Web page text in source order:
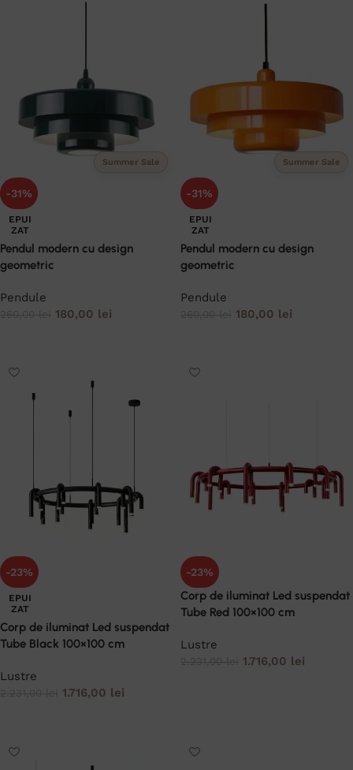
Summer Sale
-31%
EPUI
ZAT
Pendul modern cu design
geometric
Pendule
180,00 lei
Summer Sale
-31%
EPUI
ZAT
Pendul modern cu design
geometric
Pendule
180,00 lei
-23%
EPUI
ZAT
Corp de iluminat Led suspendat
Tube Black 100×100 cm
Lustre
1.716,00 lei
-23%
Corp de iluminat Led suspendat
Tube Red 100×100 cm
Lustre
1.716,00 lei